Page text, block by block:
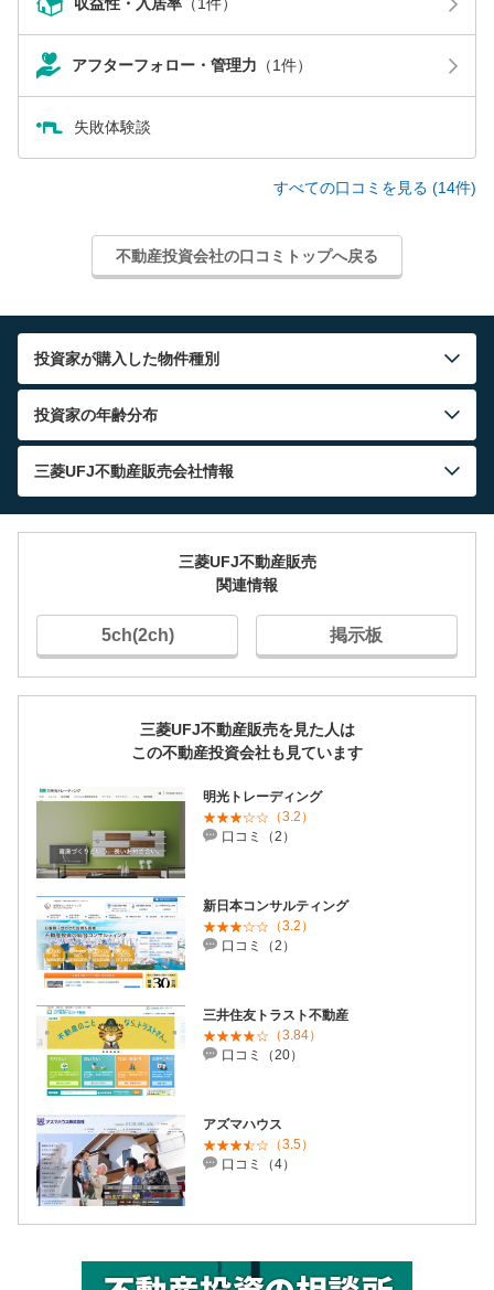
アフターフォロー・管理力 （1件）
失敗体験談
すべての口コミを見る (14件)
不動産投資会社の口コミトップへ戻る
投資家が購入した物件種別
投資家の年齢分布
三菱UFJ不動産販売会社情報
三菱UFJ不動産販売
関連情報
5ch(2ch) 掲示板
三菱UFJ不動産販売を見た人は
この不動産投資会社も見ています
明光トレーディング
（3.2）
口コミ（2）
新日本コンサルティング
（3.2）
口コミ（2）
三井住友トラスト不動産
（3.84）
口コミ（20）
アズマハウス
（3.5）
口コミ（4）